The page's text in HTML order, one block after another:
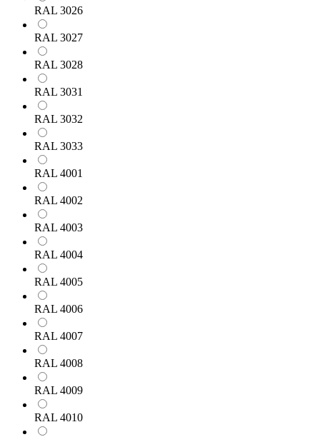
RAL 3026
RAL 3027
RAL 3028
RAL 3031
RAL 3032
RAL 3033
RAL 4001
RAL 4002
RAL 4003
RAL 4004
RAL 4005
RAL 4006
RAL 4007
RAL 4008
RAL 4009
RAL 4010